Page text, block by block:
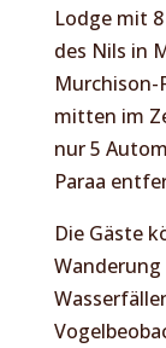
Lodge mit
des Nils in
Murchison-
mitten im
nur 5
Paraa
Die Gäste